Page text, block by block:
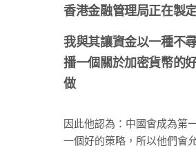
香港金融管理局正在製
我與其讓資金以一種不
播一個關於加密貨幣的
做
因此他認為：中國會成為第
一個好的策略，所以他們會